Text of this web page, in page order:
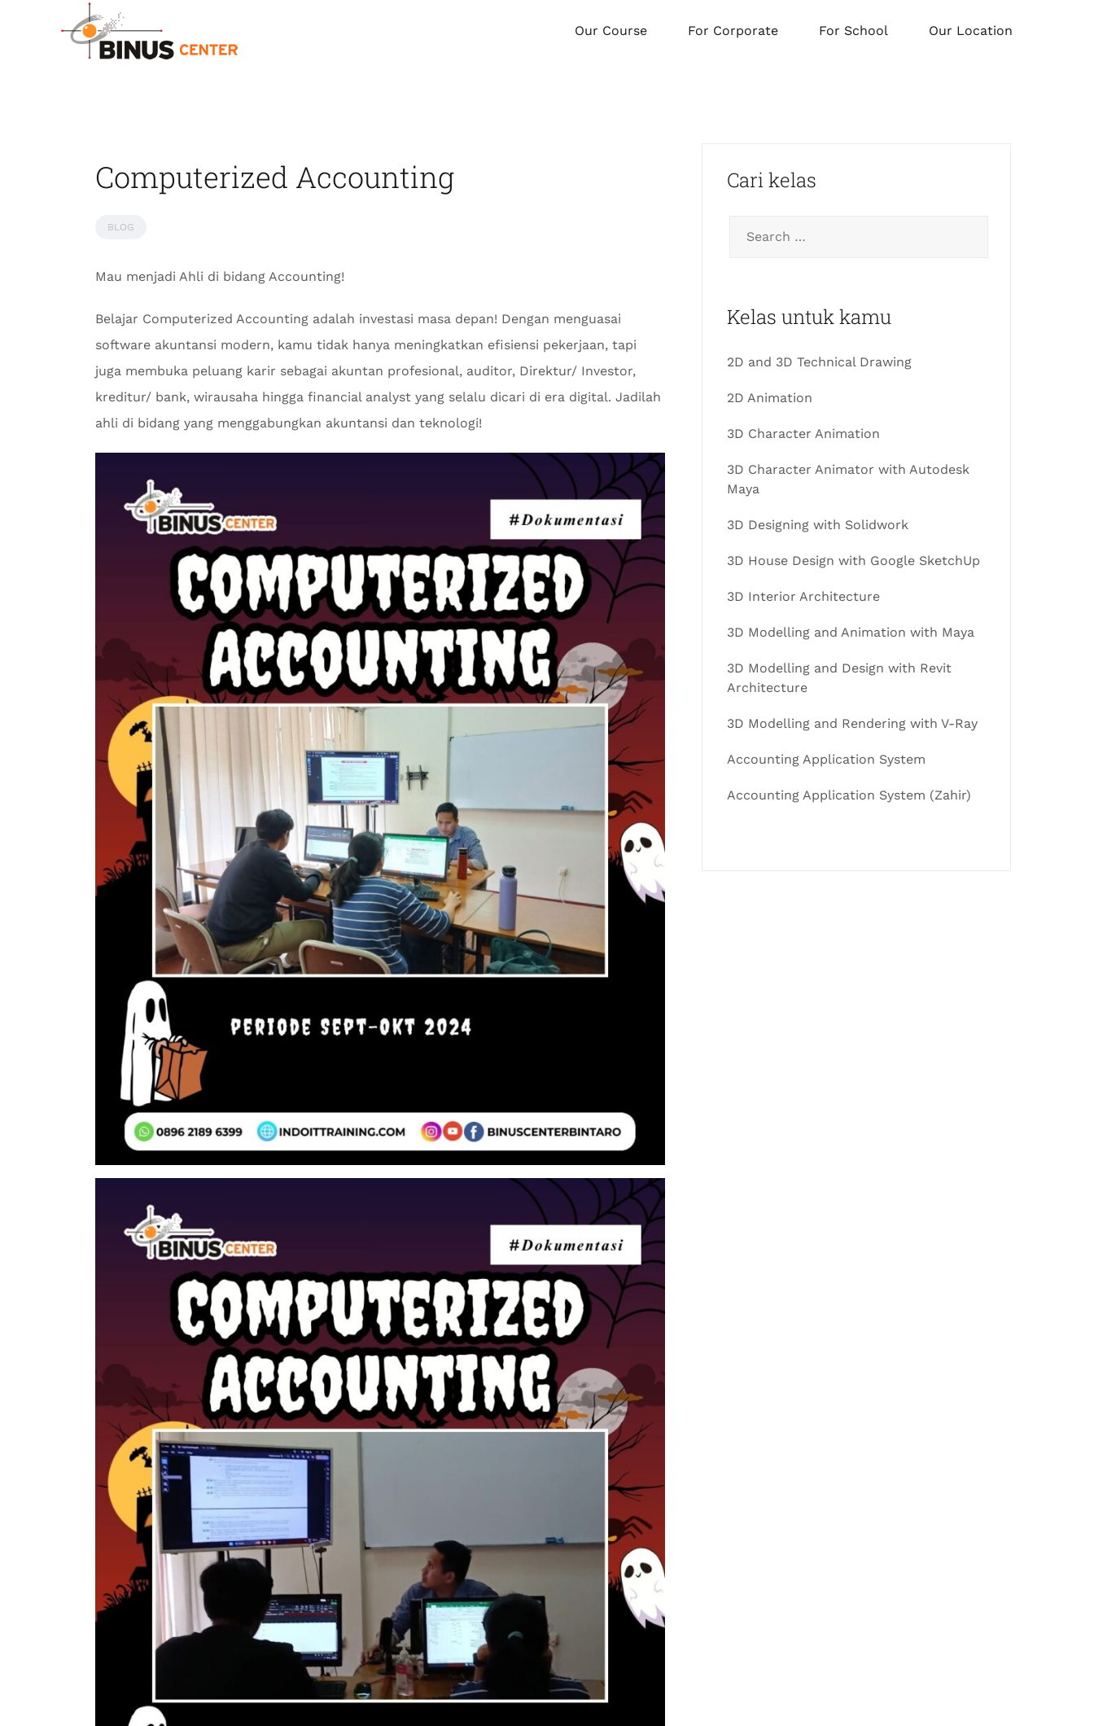
Our Course For Corporate For School Our Location
Computerized Accounting
BLOG
Mau menjadi Ahli di bidang Accounting!
Belajar Computerized Accounting adalah investasi masa depan! Dengan menguasai
software akuntansi modern, kamu tidak hanya meningkatkan efisiensi pekerjaan, tapi
juga membuka peluang karir sebagai akuntan profesional, auditor, Direktur/ Investor,
kreditur/ bank, wirausaha hingga financial analyst yang selalu dicari di era digital. Jadilah
ahli di bidang yang menggabungkan akuntansi dan teknologi!
Cari kelas
Kelas untuk kamu
2D and 3D Technical Drawing
2D Animation
3D Character Animation
3D Character Animator with Autodesk
Maya
3D Designing with Solidwork
3D House Design with Google SketchUp
3D Interior Architecture
3D Modelling and Animation with Maya
3D Modelling and Design with Revit
Architecture
3D Modelling and Rendering with V-Ray
Accounting Application System
Accounting Application System (Zahir)